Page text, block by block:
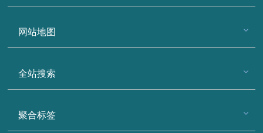
网站地图
全站搜索
聚合标签